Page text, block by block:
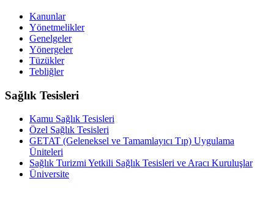
Kanunlar
Yönetmelikler
Genelgeler
Yönergeler
Tüzükler
Tebliğler
Sağlık Tesisleri
Kamu Sağlık Tesisleri
Özel Sağlık Tesisleri
GETAT (Geleneksel ve Tamamlayıcı Tıp) Uygulama
Üniteleri
Sağlık Turizmi Yetkili Sağlık Tesisleri ve Aracı Kuruluşlar
Üniversite